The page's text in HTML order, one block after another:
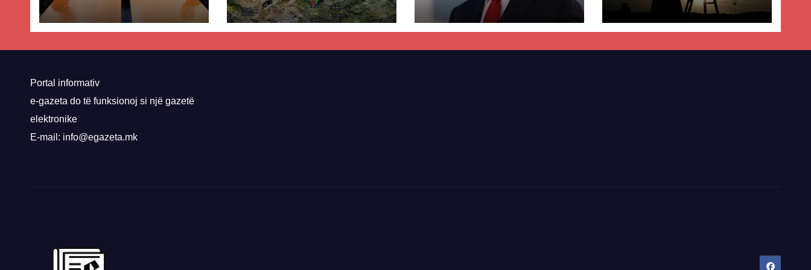
parim mes Kurtit
dhe Abdixhikut
Ende pa u kryer
projekti i tunelit,
komuna e Tetovës
nis punimet për
“Talir 2”, gjykata
rrëzon akuzat për
ndërtimin e
paligjshëm të selisë
SHBA–Iran
Portal informativ
e-gazeta do të funksionoj si një gazetë
elektronike
E-mail: info@egazeta.mk